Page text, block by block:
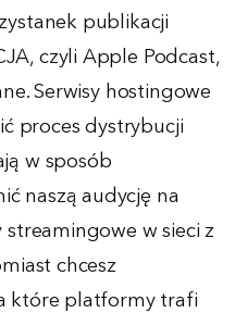
publikacji
czyli Apple Podcast,
Serwisy hostingowe
proces dystrybucji
w sposób
naszą audycję na
w sieci z
chcesz
które platformy trafi